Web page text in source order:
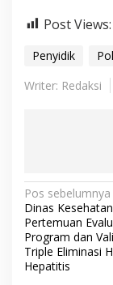
Post Views:
Penyidik
Writer: Redaksi
N
a
v
i
Pos sebelumnya
Dinas
Pertemuan
Program dan
Triple Eliminasi
Hepatitis